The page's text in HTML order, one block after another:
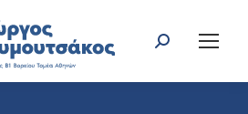
Search: